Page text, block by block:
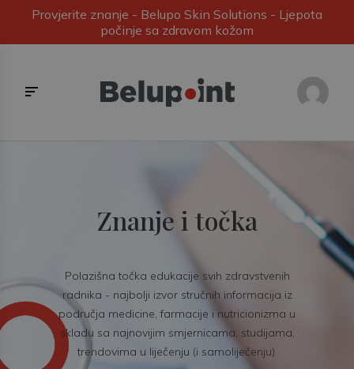
Provjerite znanje - Belupo Skin Solutions - Ljepota
počinje sa zdravom kožom
Znanje i točka
Polazišna točka edukacije svih zdravstvenih
radnika - najbolji izvor stručnih informacija iz
područja medicine, farmacije i nutricionizma u
skladu sa najnovijim smjernicama, studijama,
trendovima u liječenju (i samoliječenju).